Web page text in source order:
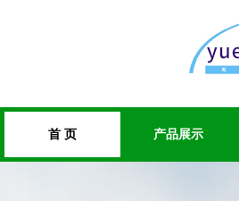
首 页 产品展示